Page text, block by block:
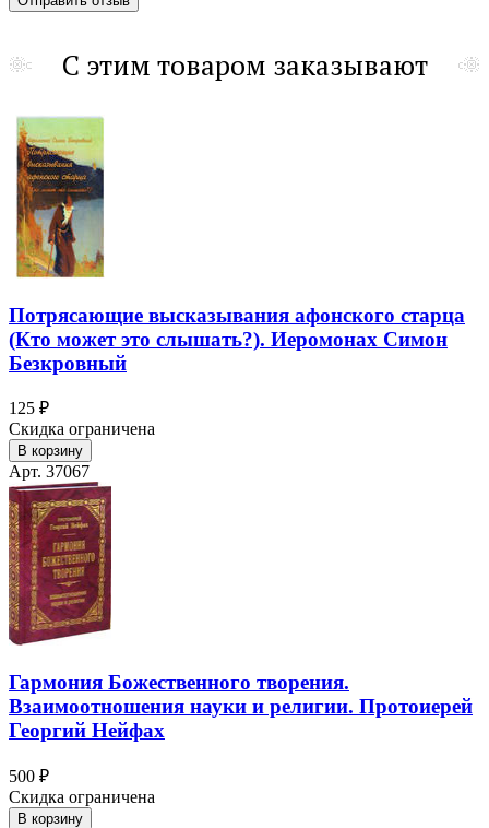
С этим товаром заказывают
Потрясающие высказывания афонского старца
(Кто может это слышать?). Иеромонах Симон
Безкровный
125 ₽
Скидка ограничена
В корзину
Арт. 37067
Гармония Божественного творения.
Взаимоотношения науки и религии. Протоиерей
Георгий Нейфах
500 ₽
Скидка ограничена
В корзину